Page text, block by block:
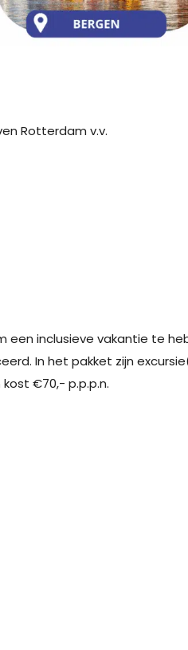
Rotterdam v.v.
een inclusieve vakantie te
In het pakket zijn
€70,- p.p.p.n.